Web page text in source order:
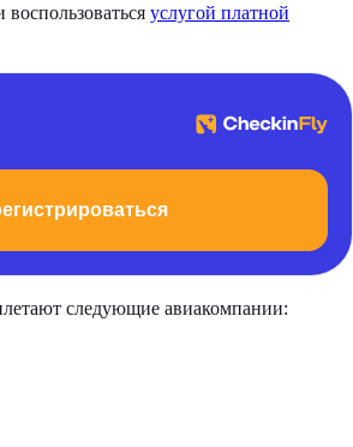
услугой платной
следующие авиакомпании: